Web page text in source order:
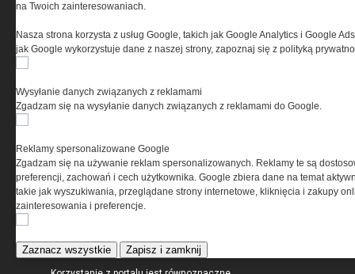
O NAS
misjach bojowych, uzbrojeniu, umundurowaniu
i wyposażeniu jednostek specjalnych w kraju i na świecie.
REGULAMIN
na Twoich zainteresowaniach.
Nasza strona korzysta z usług Google, takich jak Google Analytics i Google
jak Google wykorzystuje dane z naszej strony, zapoznaj się z polityką
Wysyłanie danych związanych z reklamami
Zgadzam się na wysyłanie danych związanych z reklamami do Google.
Reklamy spersonalizowane Google
Zgadzam się na używanie reklam spersonalizowanych. Reklamy te są
preferencji, zachowań i cech użytkownika. Google zbiera dane na temat
takie jak wyszukiwania, przeglądane strony internetowe, kliknięcia i zakupy
zainteresowania i preferencje.
Zaznacz wszystkie Zapisz i zamknij